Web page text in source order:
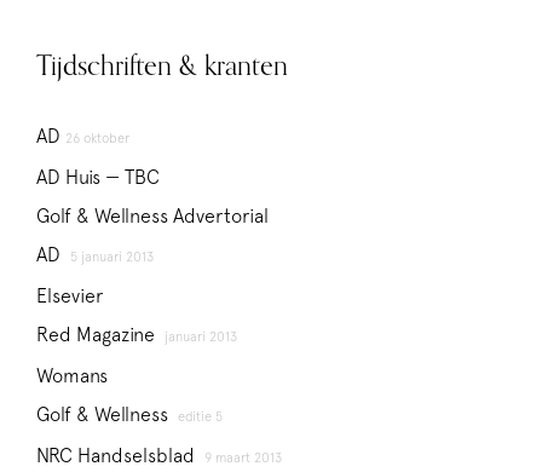
Tijdschriften & kranten
AD 26 oktober
AD Huis — TBC
Golf & Wellness Advertorial
AD
5 januari 2013
Elsevier
Red Magazine
januari 2013
Womans
Golf & Wellness
editie 5
NRC Handselsblad 9 maart 2013